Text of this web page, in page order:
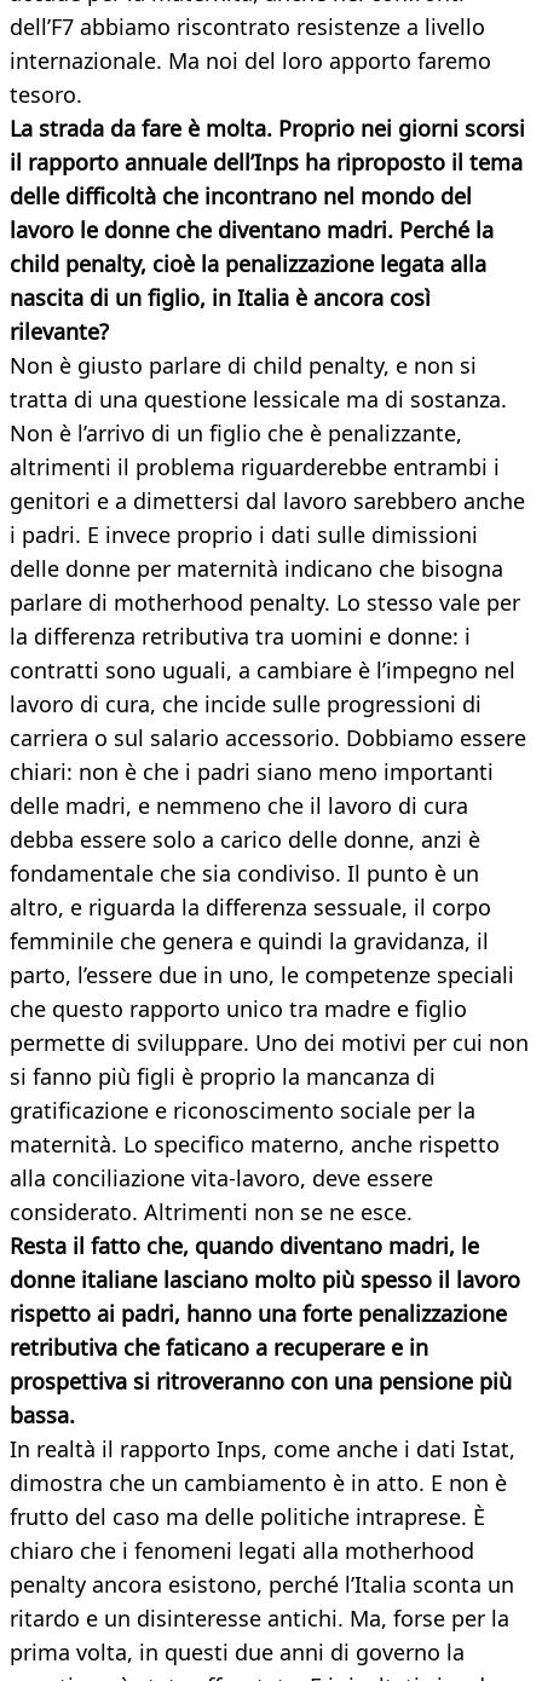
dell’F7 abbiamo riscontrato resistenze a livello
internazionale. Ma noi del loro apporto faremo
tesoro.
La strada da fare è molta. Proprio nei giorni scorsi
il rapporto annuale dell’Inps ha riproposto il tema
delle difficoltà che incontrano nel mondo del
lavoro le donne che diventano madri. Perché la
child penalty, cioè la penalizzazione legata alla
nascita di un figlio, in Italia è ancora così
rilevante?
Non è giusto parlare di child penalty, e non si
tratta di una questione lessicale ma di sostanza.
Non è l’arrivo di un figlio che è penalizzante,
altrimenti il problema riguarderebbe entrambi i
genitori e a dimettersi dal lavoro sarebbero anche
i padri. E invece proprio i dati sulle dimissioni
delle donne per maternità indicano che bisogna
parlare di motherhood penalty. Lo stesso vale per
la differenza retributiva tra uomini e donne: i
contratti sono uguali, a cambiare è l’impegno nel
lavoro di cura, che incide sulle progressioni di
carriera o sul salario accessorio. Dobbiamo essere
chiari: non è che i padri siano meno importanti
delle madri, e nemmeno che il lavoro di cura
debba essere solo a carico delle donne, anzi è
fondamentale che sia condiviso. Il punto è un
altro, e riguarda la differenza sessuale, il corpo
femminile che genera e quindi la gravidanza, il
parto, l’essere due in uno, le competenze speciali
che questo rapporto unico tra madre e figlio
permette di sviluppare. Uno dei motivi per cui non
si fanno più figli è proprio la mancanza di
gratificazione e riconoscimento sociale per la
maternità. Lo specifico materno, anche rispetto
alla conciliazione vita-lavoro, deve essere
considerato. Altrimenti non se ne esce.
Resta il fatto che, quando diventano madri, le
donne italiane lasciano molto più spesso il lavoro
rispetto ai padri, hanno una forte penalizzazione
retributiva che faticano a recuperare e in
prospettiva si ritroveranno con una pensione più
bassa.
In realtà il rapporto Inps, come anche i dati Istat,
dimostra che un cambiamento è in atto. E non è
frutto del caso ma delle politiche intraprese. È
chiaro che i fenomeni legati alla motherhood
penalty ancora esistono, perché l’Italia sconta un
ritardo e un disinteresse antichi. Ma, forse per la
prima volta, in questi due anni di governo la